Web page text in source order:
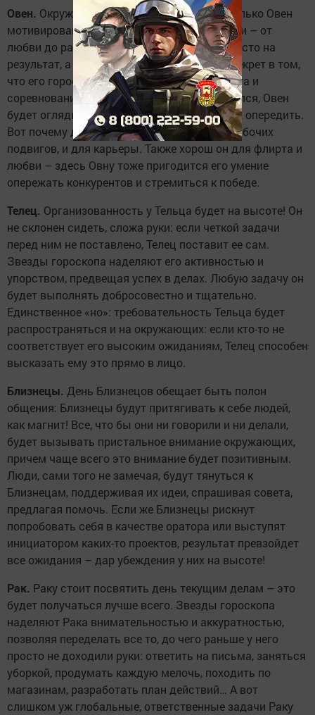
Овен. Окружающие могут удивиться, насколько Овен
мотивирован в любых делах и сферах жизни – от
любви до работы. Он будет настроен не просто на
результат, а на результат самый лучший! Секрет в том,
что его гороскоп наполнен флюидами азарта и
соревнования. Во всем, за что бы он ни взялся, Овен
будет оглядываться на других, стремясь их опередить.
Вот почему день отлично подходит и для рабочих
подвигов, и для карьеры. Также хорош он для флирта и
любви – здесь Овну тоже пригодится его умение
опережать конкурентов и стремиться к победе.
Телец. Организованность у Тельца будет на высоте! Он
не склонен сидеть, сложа руки: если четкой задачи
перед ним не поставлено, Телец поставит ее сам.
Звезды гороскопа наделяют его активностью и
упорством, предвещая успех в делах. Любую задачу он
будет выполнять добросовестно и тщательно.
Единственное «но»: требовательность Тельца будет
распространяться и на окружающих: если кто-то не
соответствует его высоким ожиданиям, Телец способен
высказать ему это прямо в лицо.
Близнецы. День Близнецов обещает быть полон
общения: Близнецы будут притягивать к себе людей,
как магнит! Все, что бы они ни говорили и ни делали,
будет вызывать пристальное внимание окружающих,
причем чаще всего это внимание будет позитивным.
Люди, сами того не замечая, будут тянуться к
Близнецам, поддерживая их идеи, спрашивая совета,
предлагая помочь. Если же Близнецы рискнут
попробовать себя в качестве оратора или выступят
инициатором каких-то проектов, результат превзойдет
все ожидания – дар убеждения у них на высоте!
Рак. Раку стоит посвятить день текущим делам – это
будет получаться лучше всего. Звезды гороскопа
наделяют Рака внимательностью и аккуратностью,
позволяя переделать все то, до чего раньше у него
просто не доходили руки: ответить на письма, заняться
уборкой, продумать каждую мелочь, походить по
магазинам, разработать план действий… А вот
слишком уж глобальные, ответственные задачи Раку